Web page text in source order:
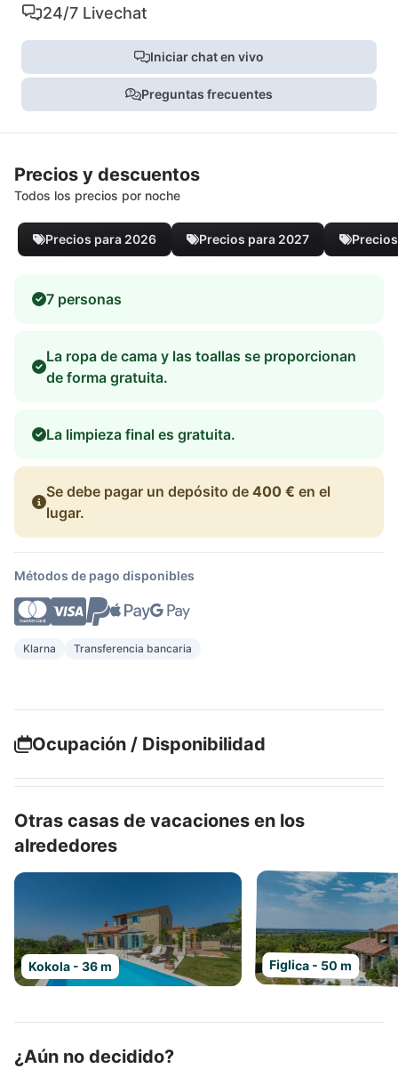
24/7 Livechat
Iniciar chat en vivo
Preguntas frecuentes
Precios y descuentos
Todos los precios por noche
Precios para 2026 Precios para 2027
7 personas
La ropa de cama y las toallas se proporcionan
de forma gratuita.
La limpieza final es gratuita.
Se debe pagar un depósito de 400 € en el
lugar.
Métodos de pago disponibles
Klarna Transferencia bancaria
Ocupación / Disponibilidad
Otras casas de vacaciones en los
alrededores
Kokola - 36 m Figlica - 50 m
¿Aún no decidido?